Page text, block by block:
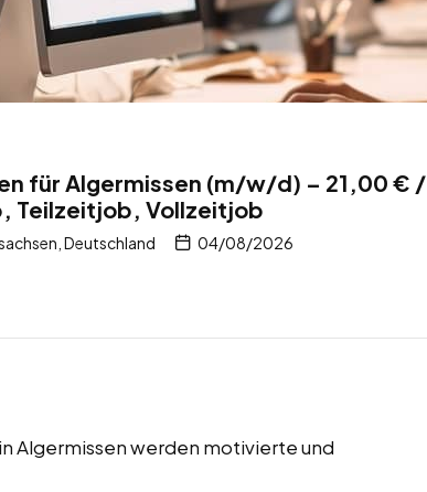
für Algermissen (m/w/d) – 21,00 € /
Teilzeitjob, Vollzeitjob
Deutschland 04/08/2026
Algermissen werden motivierte und